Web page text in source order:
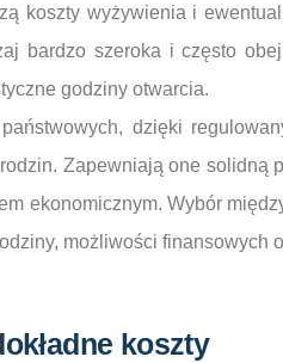
koszty wyżywienia i
bardzo szeroka i często
godziny otwarcia.
dzięki
Zapewniają one solidną
ekonomicznym. Wybór
możliwości finansowych
koszty